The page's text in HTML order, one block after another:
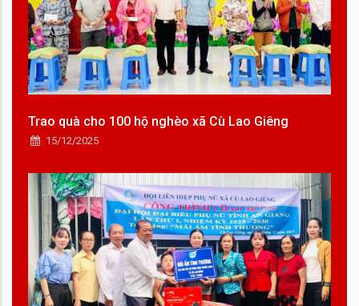
Trao quà cho 100 hộ nghèo xã Cù Lao Giêng
15/12/2025